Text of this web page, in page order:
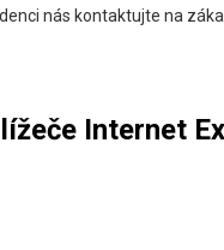
nás kontaktujte na
Internet